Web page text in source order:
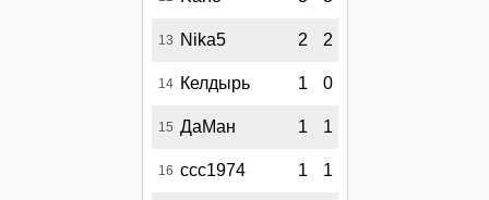
13 Nika5 2 2
14 Келдырь 1 0
15 ДаМан 1 1
16 ccc1974 1 1